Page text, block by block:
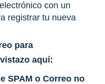
con un
registrar tu nueva
para
aquí:
SPAM o Correo no